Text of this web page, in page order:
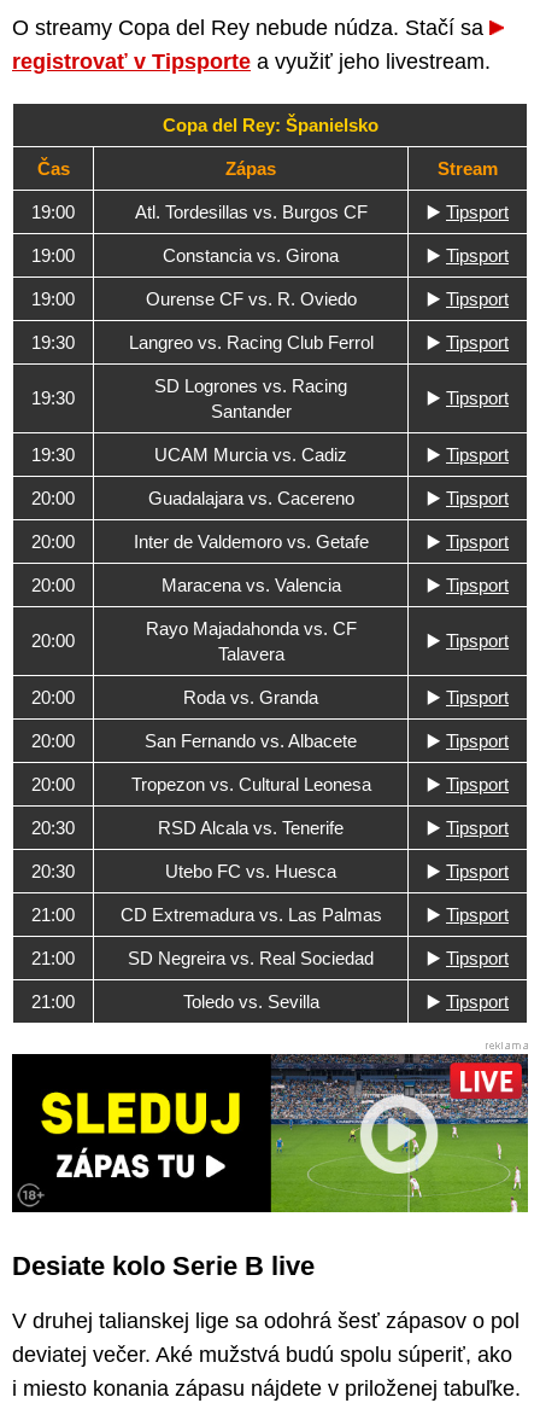
O streamy Copa del Rey nebude núdza. Stačí sa
registrovať v Tipsporte a využiť jeho livestream.
Copa del Rey: Španielsko
Čas Zápas Stream
19:00 Atl. Tordesillas vs. Burgos CF ▶️ Tipsport
19:00 Constancia vs. Girona ▶️ Tipsport
19:00 Ourense CF vs. R. Oviedo ▶️ Tipsport
19:30 Langreo vs. Racing Club Ferrol ▶️ Tipsport
19:30
SD Logrones vs. Racing
Santander
▶️ Tipsport
19:30 UCAM Murcia vs. Cadiz ▶️ Tipsport
20:00 Guadalajara vs. Cacereno ▶️ Tipsport
20:00 Inter de Valdemoro vs. Getafe ▶️ Tipsport
20:00 Maracena vs. Valencia ▶️ Tipsport
20:00
Rayo Majadahonda vs. CF
Talavera
▶️ Tipsport
20:00 Roda vs. Granda ▶️ Tipsport
20:00 San Fernando vs. Albacete ▶️ Tipsport
20:00 Tropezon vs. Cultural Leonesa ▶️ Tipsport
20:30 RSD Alcala vs. Tenerife ▶️ Tipsport
20:30 Utebo FC vs. Huesca ▶️ Tipsport
21:00 CD Extremadura vs. Las Palmas ▶️ Tipsport
21:00 SD Negreira vs. Real Sociedad ▶️ Tipsport
21:00 Toledo vs. Sevilla ▶️ Tipsport
Desiate kolo Serie B live
V druhej talianskej lige sa odohrá šesť zápasov o pol
deviatej večer. Aké mužstvá budú spolu súperiť, ako
i miesto konania zápasu nájdete v priloženej tabuľke.